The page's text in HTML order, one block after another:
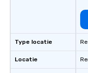
Type locatie
Locatie